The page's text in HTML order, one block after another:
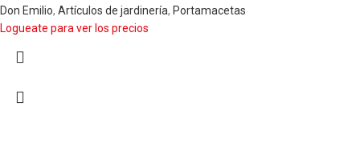
Don Emilio, Artículos de jardinería, Portamacetas
Logueate para ver los precios